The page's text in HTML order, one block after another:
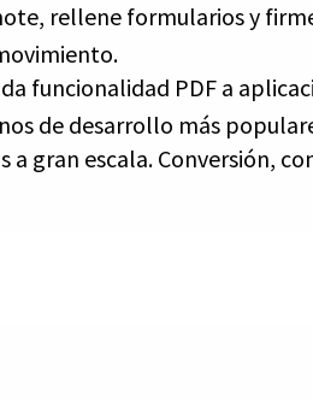
rellene formularios y
funcionalidad PDF a
de desarrollo más
gran escala. Conversión,